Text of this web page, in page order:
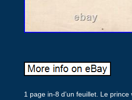
1 page in-8 d’un feuillet. Le